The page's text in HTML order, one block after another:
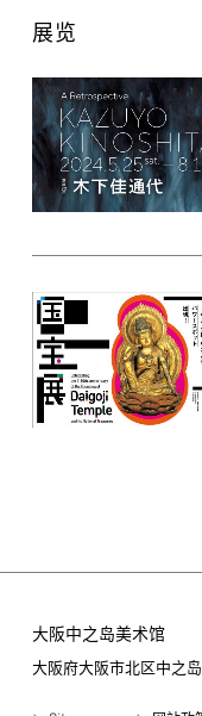
展览
大阪中之岛美术馆
大阪府大阪市北区中之岛